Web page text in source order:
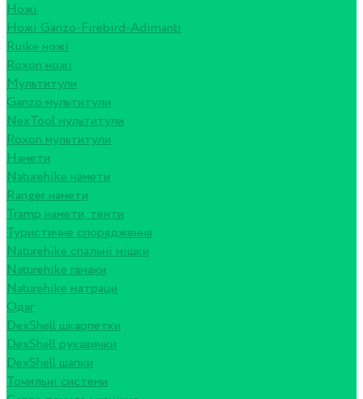
Ножі
Ножі Ganzo-Firebird-Adimanti
Ruike ножі
Roxon ножi
Мультитули
Ganzo мультитули
NexTool мультитули
Roxon мультитули
Намети
Naturehike намети
Ranger намети
Tramp намети, тенти
Туристичне спорядження
Naturehike спальні мішки
Naturehike гамаки
Naturehike матраци
Одяг
DexShell шкарпетки
DexShell рукавички
DexShell шапки
Точильні системи